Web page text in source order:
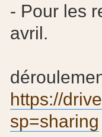
- Pour les
avril.
https://
sp=sharing